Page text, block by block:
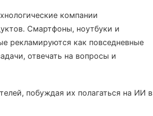
компании
Смартфоны, ноутбуки и
рекламируются как повседневные
отвечать на вопросы и
побуждая их полагаться на ИИ в